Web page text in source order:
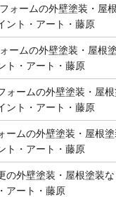
ォームの外壁塗装・屋
ント・アート・藤原
ームの外壁塗装・屋根
ト・アート・藤原
ォームの外壁塗装・屋
ント・アート・藤原
ームの外壁塗装・屋根
ト・アート・藤原
の外壁塗装・屋根塗装
アート・藤原